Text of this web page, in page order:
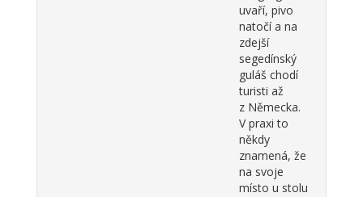
uvaří, pivo
natočí a na
zdejší
segedínský
guláš chodí
turisti až
z Německa.
V praxi to
někdy
znamená, že
na svoje
místo u stolu